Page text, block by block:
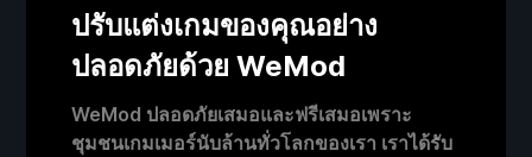
ปรับแต่งเกมของคุณอย่าง
ปลอดภัยด้วย WeMod
WeMod ปลอดภัยเสมอและฟรีเสมอเพราะ
ชุมชนเกมเมอร์นับล้านทั่วโลกของเรา เราได้รับ